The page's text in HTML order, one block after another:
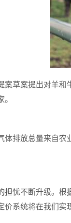
案草案提出对羊
体排放总量来自
忧不断升级。 根
价系统将在我们实